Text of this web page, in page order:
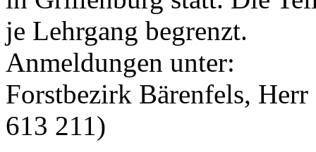
je Lehrgang begrenzt.
Anmeldungen unter:
Forstbezirk Bärenfels,
613 211)